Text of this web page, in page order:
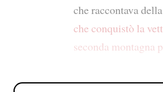
che raccontava
che conquistò la
seconda montagna